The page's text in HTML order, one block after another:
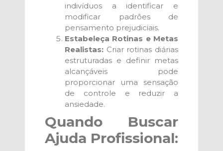
indivíduos a identificar e
modificar padrões de
pensamento prejudiciais.
Estabeleça Rotinas e Metas
Realistas: Criar rotinas diárias
estruturadas e definir metas
alcançáveis pode
proporcionar uma sensação
de controle e reduzir a
ansiedade.
Quando Buscar
Ajuda Profissional: